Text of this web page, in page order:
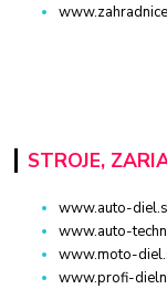
STROJE,
www.auto-
www.auto-
www.moto-
www.profi-